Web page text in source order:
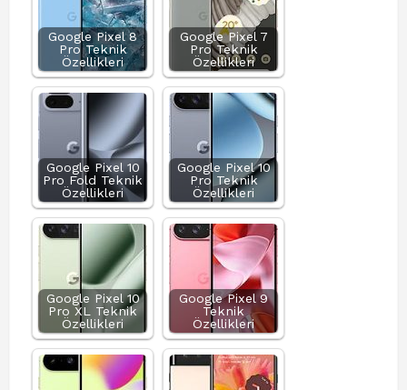
Google Pixel 8
Pro Teknik
Özellikleri
Google Pixel 7
Pro Teknik
Özellikleri
Google Pixel 10
Pro Fold Teknik
Özellikleri
Google Pixel 10
Pro Teknik
Özellikleri
Google Pixel 10
Pro XL Teknik
Özellikleri
Google Pixel 9
Teknik
Özellikleri